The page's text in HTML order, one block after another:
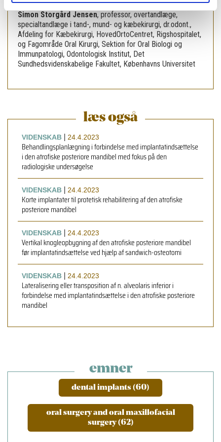
Simon Storgård Jensen, professor, overtandlæge,
specialtandlæge i tand-, mund- og kæbekirurgi, dr.odont.,
Afdeling for Kæbekirurgi, HovedOrtoCentret, Rigshospitalet,
og Fagområde Oral Kirurgi, Sektion for Oral Biologi og
Immunpatologi, Odontologisk Institut, Det
Sundhedsvidenskabelige Fakultet, Københavns Universitet
læs også
VIDENSKAB 24.4.2023
Behandlingsplanlægning i forbindelse med implantatindsættelse
i den atrofiske posteriore mandibel med fokus på den
radiologiske undersøgelse
VIDENSKAB 24.4.2023
Korte implantater til protetisk rehabilitering af den atrofiske
posteriore mandibel
VIDENSKAB 24.4.2023
Vertikal knogleopbygning af den atrofiske posteriore mandibel
før implantatindsættelse ved hjælp af sandwich-osteotomi
VIDENSKAB 24.4.2023
Lateralisering eller transposition af n. alveolaris inferior i
forbindelse med implantatindsættelse i den atrofiske posteriore
mandibel
emner
dental implants (60)
oral surgery and oral maxillofacial
surgery (62)